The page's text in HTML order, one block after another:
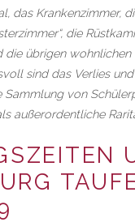
das Krankenzimmer,
die
die übrigen wohnlichen
sind das Verlies
Sammlung von
außerordentliche